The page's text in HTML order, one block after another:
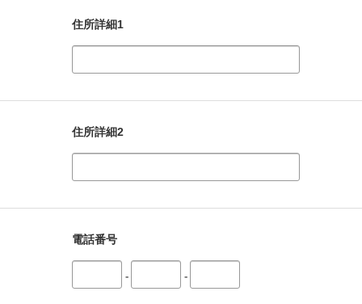
住所詳細1
住所詳細2
電話番号
- -